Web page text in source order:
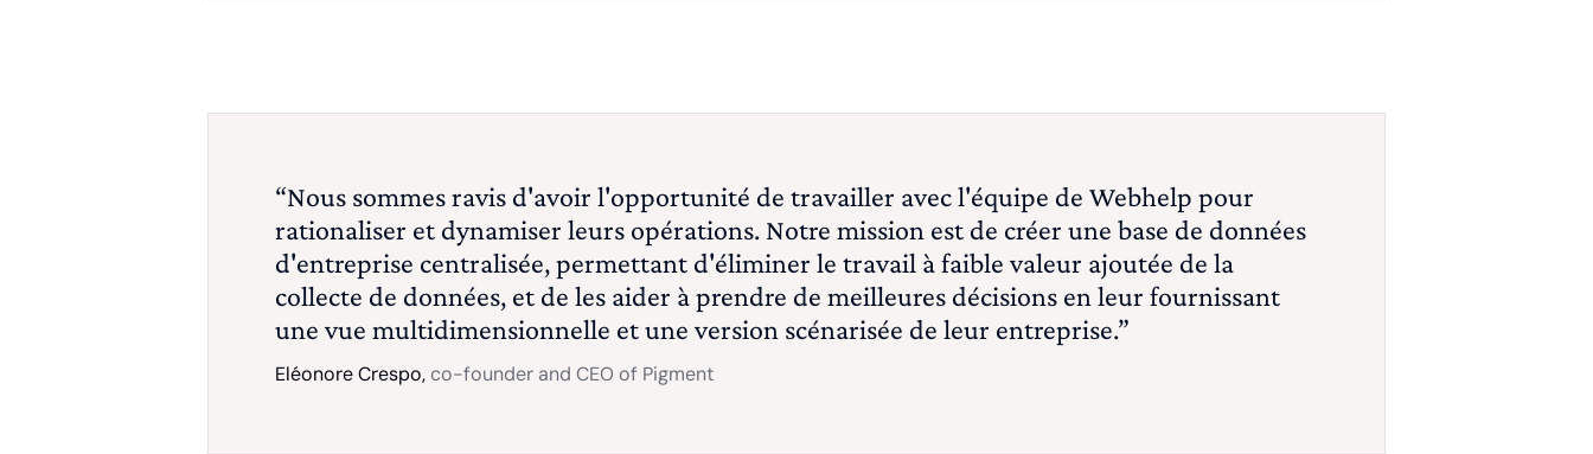
“Nous sommes ravis d'avoir l'opportunité de travailler avec l'équipe de Webhelp pour
rationaliser et dynamiser leurs opérations. Notre mission est de créer une base de données
d'entreprise centralisée, permettant d'éliminer le travail à faible valeur ajoutée de la
collecte de données, et de les aider à prendre de meilleures décisions en leur fournissant
une vue multidimensionnelle et une version scénarisée de leur entreprise.”
Eléonore Crespo,co-founder and CEO of Pigment